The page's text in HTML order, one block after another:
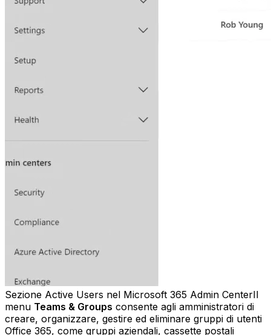
Sezione Active Users nel Microsoft 365 Admin CenterIl
menu Teams & Groups consente agli amministratori di
creare, organizzare, gestire ed eliminare gruppi di utenti
Office 365, come gruppi aziendali, cassette postali